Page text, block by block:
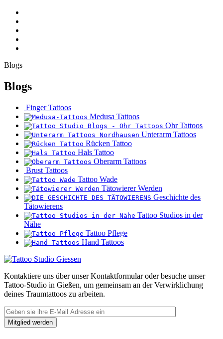
Blogs
Blogs
Finger Tattoos
Medusa Tattoos
Ohr Tattoos
Unterarm Tattoos
Rücken Tattoo
Hals Tattoo
Oberarm Tattoos
Brust Tattoos
Tattoo Wade
Tätowierer Werden
Geschichte des
Tätowierens
Tattoo Studios in der
Nähe
Tattoo Pflege
Hand Tattoos
Kontaktiere uns über unser Kontaktformular oder besuche unser
Tattoo-Studio in Gießen, um gemeinsam an der Verwirklichung
deines Traumtattoos zu arbeiten.